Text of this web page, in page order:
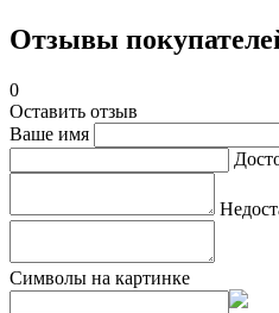
Отзывы
0
Оставить отзыв
Ваше имя
Символы на картинке